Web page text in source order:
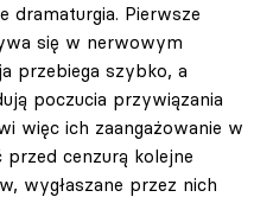
dramaturgia. Pierwsze
się w nerwowym
przebiega szybko, a
poczucia przywiązania
więc ich zaangażowanie w
cenzurą kolejne
wygłaszane przez nich